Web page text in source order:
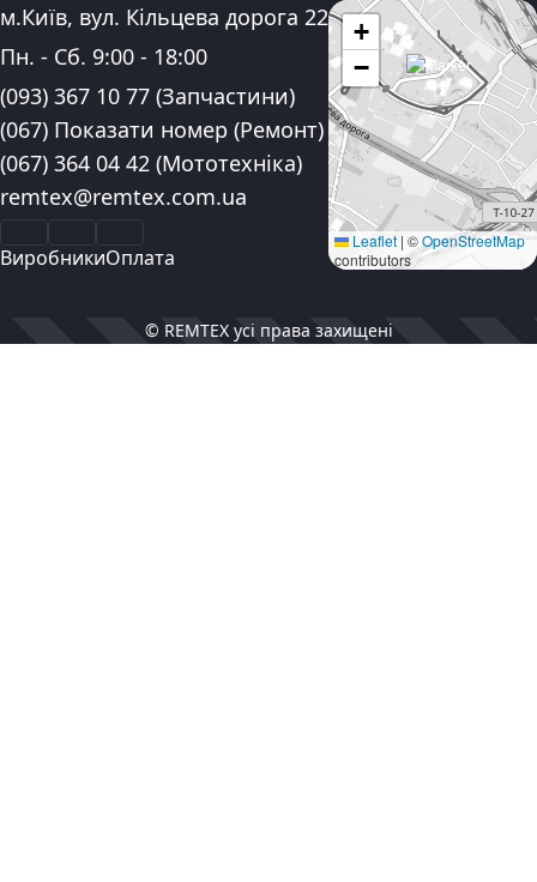
Адреса:
м.Київ, вул. Кільцева дорога 22
Графік роботи:
Пн. - Сб. 9:00 - 18:00
Контактні номера телефону:
(093) 367 10 77 (Запчастини)
(067) Показати номер (Ремонт)
(067) 364 04 42 (Мототехніка)
Електронна пошта:
remtex@remtex.com.ua
ВиробникиОплата
+
−
Leaflet | ©OpenStreetMap
contributors
© REMTEX усі права захищені